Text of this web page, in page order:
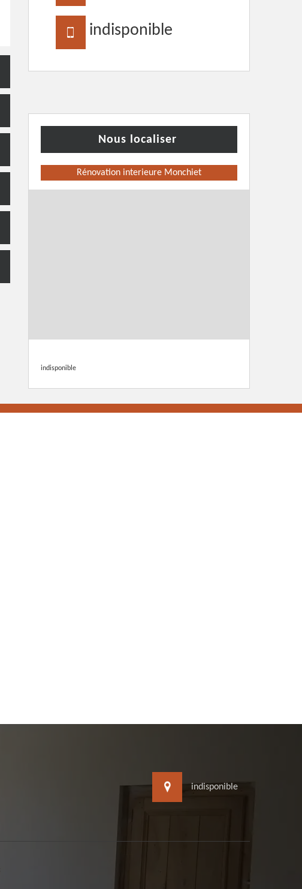
indisponible
Nous localiser
Rénovation interieure Monchiet
indisponible
indisponible